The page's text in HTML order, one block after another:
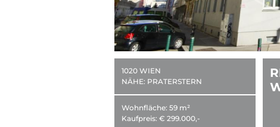
1020 WIEN
NÄHE: PRATERSTERN
Wohnfläche: 59 m²
Kaufpreis: € 299.000,-